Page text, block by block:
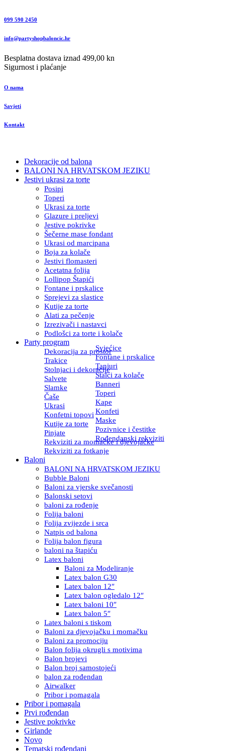
099 590 2450
info@partyshopbaloncic.hr
Besplatna dostava iznad 499,00 kn
Sigurnost i plaćanje
O nama
Savjeti
Kontakt
Dekoracije od balona
BALONI NA HRVATSKOM JEZIKU
Jestivi ukrasi za torte
Posipi
Toperi
Ukrasi za torte
Glazure i preljevi
Jestive pokrivke
Šečerne mase fondant
Ukrasi od marcipana
Boja za kolače
Jestivi flomasteri
Acetatna folija
Lollipop Štapići
Fontane i prskalice
Sprejevi za slastice
Kutije za torte
Alati za pečenje
Izrezivači i nastavci
Podlošci za torte i kolače
Party program
Dekoracija za prostor
Svjećice
Trakice
Fontane i prskalice
Stolnjaci i dekoracije
Tanjuri
Salvete
Stalci za kolače
Slamke
Banneri
Čaše
Toperi
Ukrasi
Kape
Konfetni topovi Konfeti
Kutije za torte
Maske
Pinjate
Pozivnice i čestitke
Rekviziti za momačke i djevojačke
Rođendanski rekviziti
Rekviziti za fotkanje
Baloni
BALONI NA HRVATSKOM JEZIKU
Bubble Baloni
Baloni za vjerske svečanosti
Balonski setovi
baloni za rođenje
Folija baloni
Folija zvijezde i srca
Natpis od balona
Folija balon figura
baloni na štapiću
Latex baloni
Baloni za Modeliranje
Latex balon G30
Latex balon 12″
Latex balon ogledalo 12″
Latex baloni 10″
Latex balon 5″
Latex baloni s tiskom
Baloni za djevojačku i momačku
Baloni za promociju
Balon folija okrugli s motivima
Balon brojevi
Balon broj samostojeći
balon za rođendan
Airwalker
Pribor i pomagala
Pribor i pomagala
Prvi rođendan
Jestive pokrivke
Girlande
Novo
Tematski rođendani